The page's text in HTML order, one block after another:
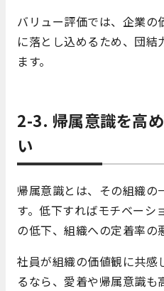
バリュー評価では、企業の
に落とし込めるため、団結
ます。
2-3. 帰属意識を高
い
帰属意識とは、その組織の
す。低下すればモチベーシ
の低下、組織への定着率の
社員が組織の価値観に共感
るなら、愛着や帰属意識も